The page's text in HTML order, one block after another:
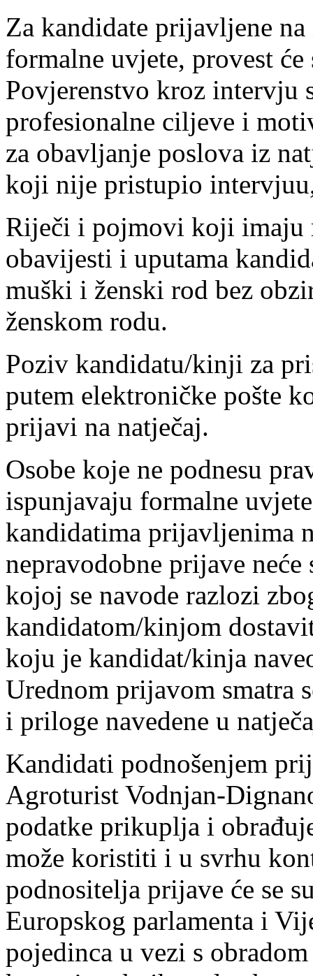
Za kandidate prijavljene
formalne uvjete, provest
Povjerenstvo kroz intervju
profesionalne ciljeve i
za obavljanje poslova iz
koji nije pristupio
Riječi i pojmovi koji imaju
obavijesti i uputama
muški i ženski rod bez
ženskom rodu.
Poziv kandidatu/kinji za
putem elektroničke pošte
prijavi na natječaj.
Osobe koje ne podnesu
ispunjavaju formalne
kandidatima prijavljenima
nepravodobne prijave
kojoj se navode razlozi
kandidatom/kinjom
koju je kandidat/kinja
Urednom prijavom smatra
i priloge navedene u
Kandidati podnošenjem
Agroturist Vodnjan-
podatke prikuplja i
može koristiti i u svrhu
podnositelja prijave će se
Europskog parlamenta i
pojedinca u vezi s